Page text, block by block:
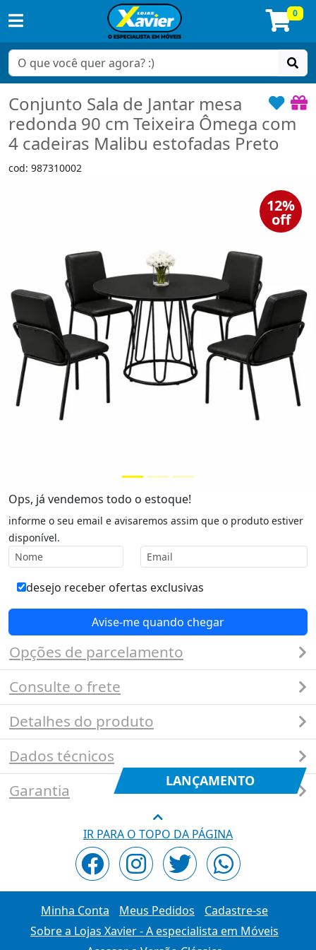
0
Conjunto Sala de Jantar mesa
redonda 90 cm Teixeira Ômega com
4 cadeiras Malibu estofadas Preto
cod: 987310002
LANÇAMENTO
12%
off
Ops, já vendemos todo o estoque!
informe o seu email e avisaremos assim que o produto estiver
disponível.
desejo receber ofertas exclusivas
Avise-me quando chegar
Opções de parcelamento
Consulte o frete
Detalhes do produto
Dados técnicos
Garantia
IR PARA O TOPO DA PÁGINA
Minha Conta Meus Pedidos
Cadastre-se
Sobre a Lojas Xavier - A especialista em Móveis